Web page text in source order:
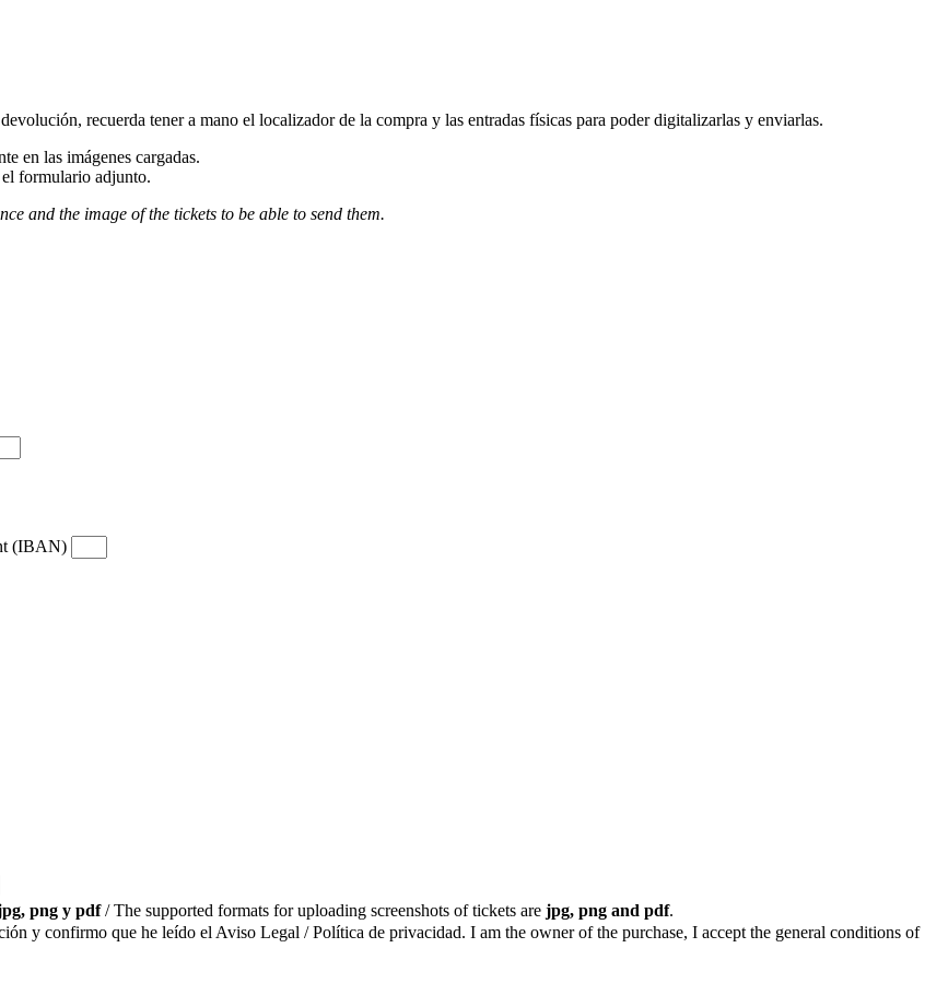
recuerda tener a mano el localizador de la compra y las entradas físicas para poder digitalizarlas y enviarlas.
en las imágenes cargadas.
formulario adjunto.
and the image of the tickets to be able to send them.
(IBAN)
png y pdf/ The supported formats for uploading screenshots of tickets are jpg, png and pdf.
y confirmo que he leído el Aviso Legal / Política de privacidad. I am the owner of the purchase, I accept the general conditions of